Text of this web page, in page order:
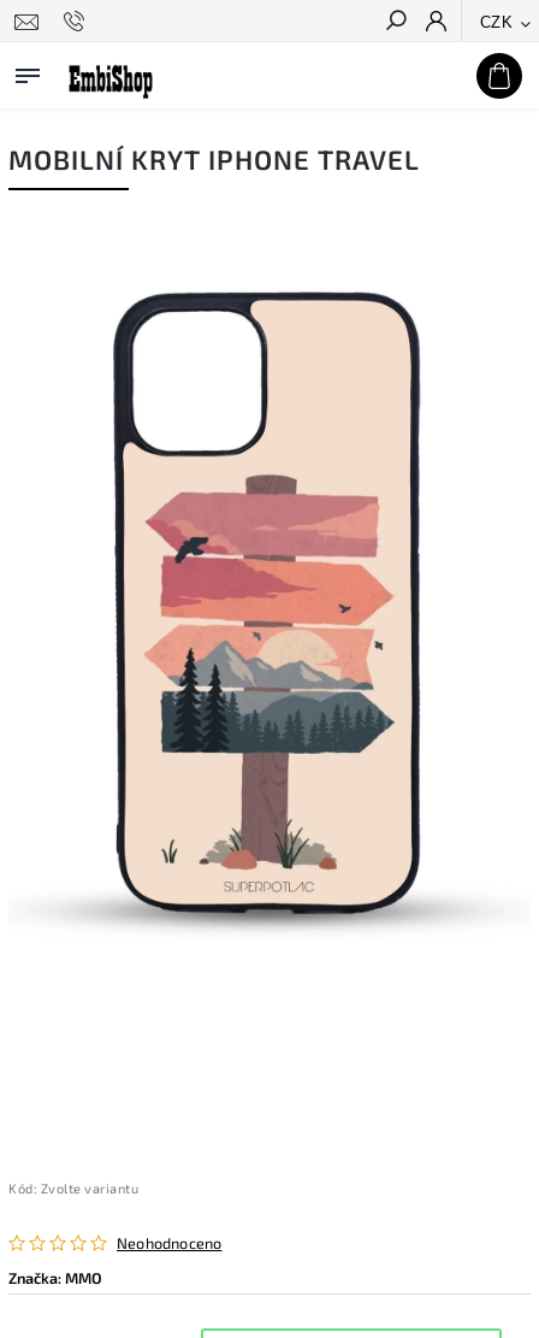
CZK
Hledat
MOBILNÍ KRYT IPHONE TRAVEL
Kód: Zvolte variantu
Neohodnoceno
Značka:MMO